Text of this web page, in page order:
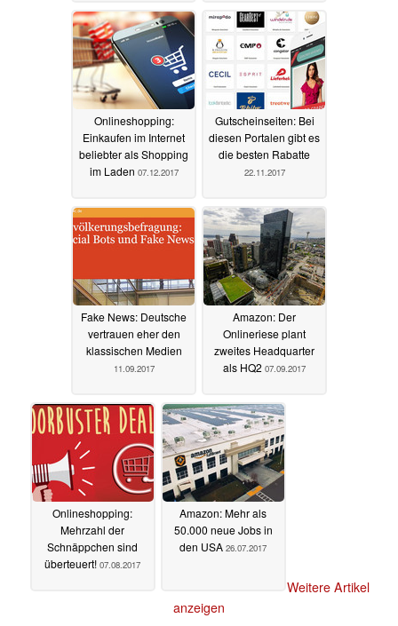
Onlineshopping:
Einkaufen im Internet
beliebter als Shopping
im Laden 07.12.2017
Gutscheinseiten: Bei
diesen Portalen gibt es
die besten Rabatte
22.11.2017
Fake News: Deutsche
vertrauen eher den
klassischen Medien
11.09.2017
Amazon: Der
Onlineriese plant
zweites Headquarter
als HQ2 07.09.2017
Onlineshopping:
Mehrzahl der
Schnäppchen sind
überteuert! 07.08.2017
Amazon: Mehr als
50.000 neue Jobs in
den USA 26.07.2017
Weitere Artikel
anzeigen